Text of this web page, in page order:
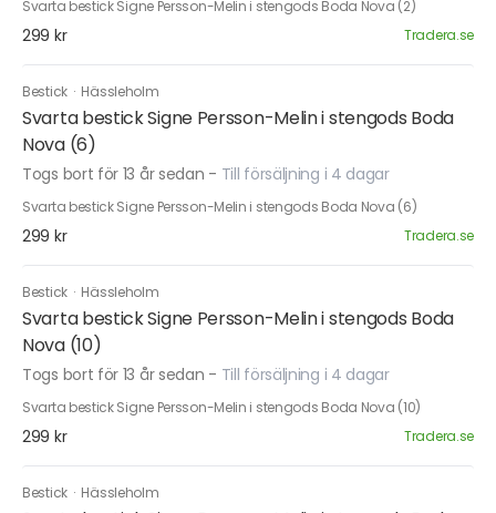
Svarta bestick Signe Persson-Melin i stengods Boda Nova (2)
299 kr Tradera.se
Bestick · Hässleholm
Svarta bestick Signe Persson-Melin i stengods Boda
Nova (6)
Togs bort för 13 år sedan - Till försäljning i 4 dagar
Svarta bestick Signe Persson-Melin i stengods Boda Nova (6)
299 kr Tradera.se
Bestick · Hässleholm
Svarta bestick Signe Persson-Melin i stengods Boda
Nova (10)
Togs bort för 13 år sedan - Till försäljning i 4 dagar
Svarta bestick Signe Persson-Melin i stengods Boda Nova (10)
299 kr Tradera.se
Bestick · Hässleholm